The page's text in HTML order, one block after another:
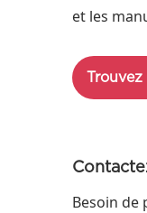
et les
Trouvez
Besoin de